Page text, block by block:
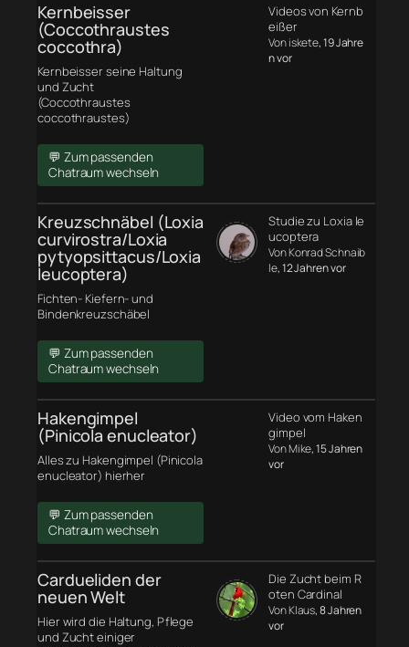
Kernbeisser
(Coccothraustes
coccothra)
Kernbeisser seine Haltung
und Zucht
(Coccothraustes
coccothraustes)
💬 Zum passenden
Chatraum wechseln
Videos von Kernb
eißer
Von iskete, 19 Jahre
n vor
Kreuzschnäbel (Loxia
curvirostra/Loxia
pytyopsittacus/Loxia
leucoptera)
Fichten- Kiefern- und
Bindenkreuzschäbel
💬 Zum passenden
Chatraum wechseln
Studie zu Loxia le
ucoptera
Von Konrad Schnaib
le, 12 Jahren vor
Hakengimpel
(Pinicola enucleator)
Alles zu Hakengimpel (Pinicola
enucleator) hierher
💬 Zum passenden
Chatraum wechseln
Video vom Haken
gimpel
Von Mike, 15 Jahren
vor
Cardueliden der
neuen Welt
Hier wird die Haltung, Pflege
und Zucht einiger
Die Zucht beim R
oten Cardinal
Von Klaus, 8 Jahren
vor